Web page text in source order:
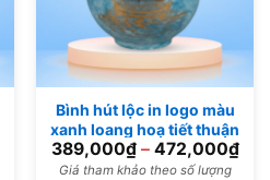
Bình hút lộc in logo màu
xanh loang hoạ tiết thuận
buồm xuôi gió vàng kim
BHL-12
389,000₫– 472,000₫
Giá tham khảo theo số lượng